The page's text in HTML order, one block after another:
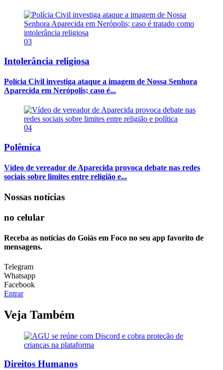
03
Intolerância religiosa
Polícia Civil investiga ataque a imagem de Nossa Senhora
Aparecida em Nerópolis; caso é...
04
Polêmica
Vídeo de vereador de Aparecida provoca debate nas redes
sociais sobre limites entre religião e...
Nossas notícias
no celular
Receba as notícias do Goiás em Foco no seu app favorito de
mensagens.
Telegram
Whatsapp
Facebook
Entrar
Veja Também
Direitos Humanos